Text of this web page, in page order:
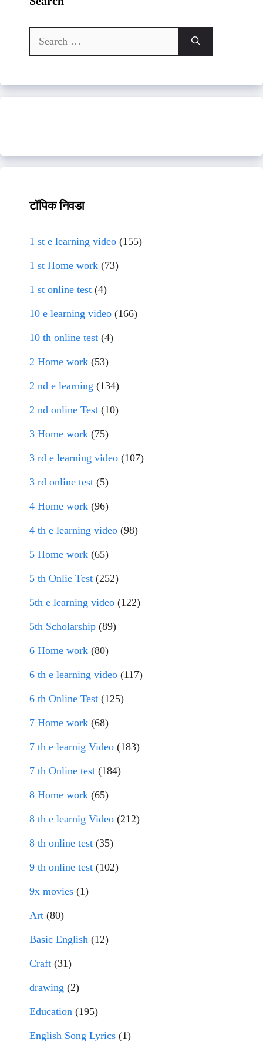
Search
for:
टॉपिक निवडा
1 st e learning video (155)
1 st Home work (73)
1 st online test (4)
10 e learning video (166)
10 th online test (4)
2 Home work (53)
2 nd e learning (134)
2 nd online Test (10)
3 Home work (75)
3 rd e learning video (107)
3 rd online test (5)
4 Home work (96)
4 th e learning video (98)
5 Home work (65)
5 th Onlie Test (252)
5th e learning video (122)
5th Scholarship (89)
6 Home work (80)
6 th e learning video (117)
6 th Online Test (125)
7 Home work (68)
7 th e learnig Video (183)
7 th Online test (184)
8 Home work (65)
8 th e learnig Video (212)
8 th online test (35)
9 th online test (102)
9x movies (1)
Art (80)
Basic English (12)
Craft (31)
drawing (2)
Education (195)
English Song Lyrics (1)